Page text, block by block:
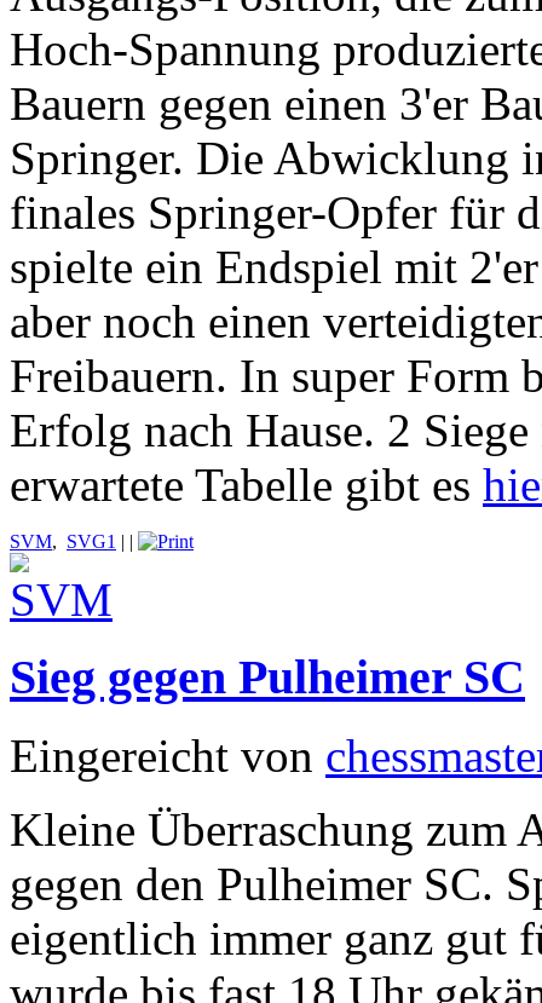
Hoch-Spannung
Bauern gegen einen 3'er
Springer. Die Abwicklung
finales Springer-Opfer für
spielte ein Endspiel mit
aber noch einen
Freibauern. In super Form
Erfolg nach Hause. 2
erwartete Tabelle gibt es
SVM, SVG1 | |
Sieg gegen Pulheimer SC
Eingereicht von
Kleine Überraschung zum
gegen den Pulheimer SC.
eigentlich immer ganz gut